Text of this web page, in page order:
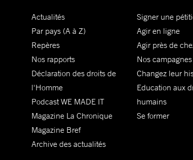
Actualités
Par pays (A à Z)
Repères
Nos rapports
Déclaration des droits de
l'Homme
Podcast WE MADE IT
Magazine La Chronique
Magazine Bref
Archive des actualités
Signer une
Agir en ligne
Agir près de
Nos campagnes
Changez leur
Education aux
humains
Se former